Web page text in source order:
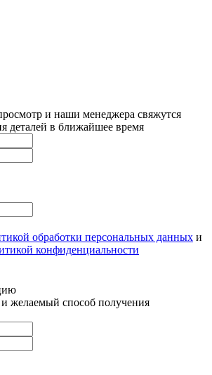
и наши менеджера свяжутся
деталей в ближайшее время
обработки персональных данных и
конфиденциальности
желаемый способ получения